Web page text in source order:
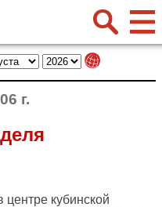
г.
кубинской